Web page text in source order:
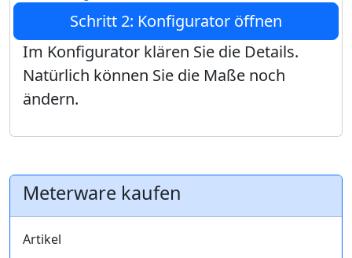
Schritt 2: Konfigurator öffnen
Im Konfigurator klären Sie die Details.
Natürlich können Sie die Maße noch
ändern.
Meterware kaufen
Artikel